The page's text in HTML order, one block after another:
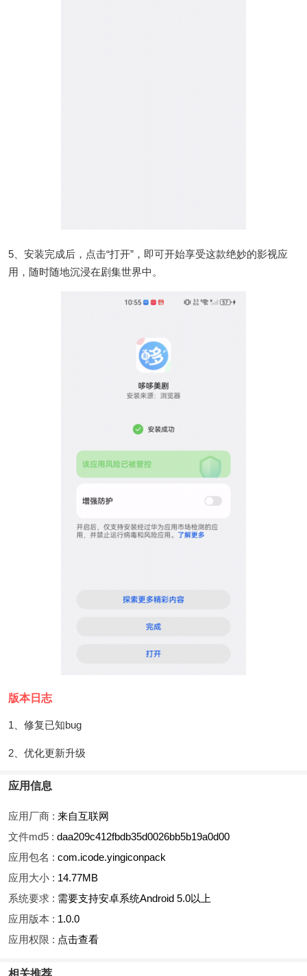
5、安装完成后，点击“打开”，即可开始享受这款绝妙的影视应
用，随时随地沉浸在剧集世界中。
版本日志
1、修复已知bug
2、优化更新升级
应用信息
应用厂商 : 来自互联网
文件md5 : daa209c412fbdb35d0026bb5b19a0d00
应用包名 : com.icode.yingiconpack
应用大小 : 14.77MB
系统要求 : 需要支持安卓系统Android 5.0以上
应用版本 : 1.0.0
应用权限 : 点击查看
相关推荐